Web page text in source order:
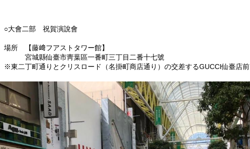
○大會二部 祝賀演說會
場所 【藤﨑フアストタワー館】
宮城縣仙臺市靑葉區一番町三丁目二番十七號
※東二丁町通りとクリスロード（名掛町商店通り）の交差するGUCCI仙臺店前